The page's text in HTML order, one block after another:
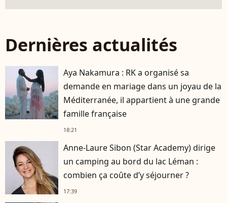
Dernières actualités
Aya Nakamura : RK a organisé sa
demande en mariage dans un joyau de la
Méditerranée, il appartient à une grande
famille française
18:21
Anne-Laure Sibon (Star Academy) dirige
un camping au bord du lac Léman :
combien ça coûte d’y séjourner ?
17:39